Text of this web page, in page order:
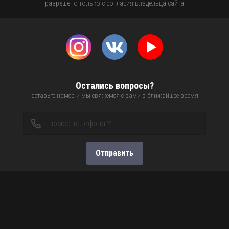
разрешено только с согласия владельца сайта
Остались вопросы?
оставьте номер и мы свяжемся с вами в ближайшее время
Отправить